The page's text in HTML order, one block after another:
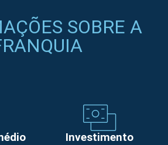
SOBRE A
Investimento